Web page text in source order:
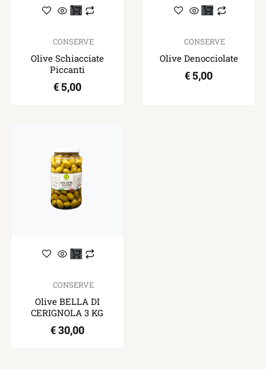
CONSERVE
Olive Schiacciate
Piccanti
€5,00
CONSERVE
Olive Denocciolate
€5,00
CONSERVE
Olive BELLA DI
CERIGNOLA 3 KG
€30,00